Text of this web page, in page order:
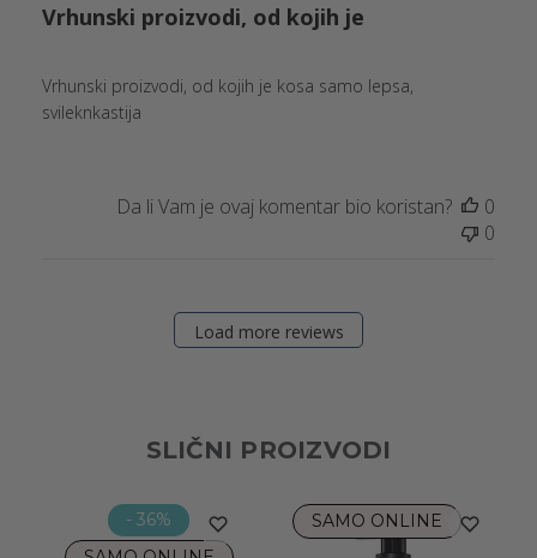
Vrhunski proizvodi, od kojih je
Vrhunski proizvodi, od kojih je kosa samo lepsa,
svileknkastija
Da li Vam je ovaj komentar bio koristan?
0
0
Load more reviews
SLIČNI PROIZVODI
- 36%
SAMO ONLINE